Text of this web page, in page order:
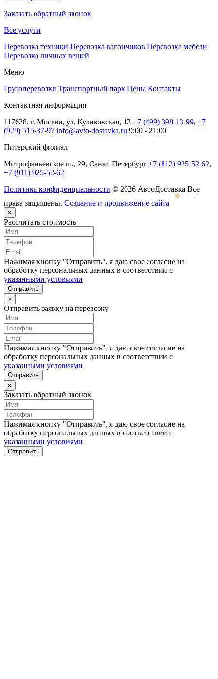
Заказать обратный звонок
Все услуги
Перевозка техники Перевозка вагончиков Перевозка мебели
Перевозка личных вещей
Меню
Грузоперевозки Транспортный парк Цены Контакты
Контактная информация
117628, г. Москва, ул. Куликовская, 12 +7 (499) 398-13-99, +7
(929) 515-37-97 info@avto-dostavka.ru 9:00 - 21:00
Питерский филиал
Митрофаньевское ш., 29, Санкт-Петербург +7 (812) 925-52-62,
+7 (911) 925-52-62
Политика конфиденциальности © 2026 АвтоДоставка Все
права защищены. Создание и продвижение сайта
×
Рассчитать стоимость
Нажимая кнопку "Отправить", я даю свое согласие на
обработку персональных данных в соответствии с
указанными условиями
Отправить
×
Отправить заявку на перевозку
Нажимая кнопку "Отправить", я даю свое согласие на
обработку персональных данных в соответствии с
указанными условиями
Отправить
×
Заказать обратный звонок
Нажимая кнопку "Отправить", я даю свое согласие на
обработку персональных данных в соответствии с
указанными условиями
Отправить